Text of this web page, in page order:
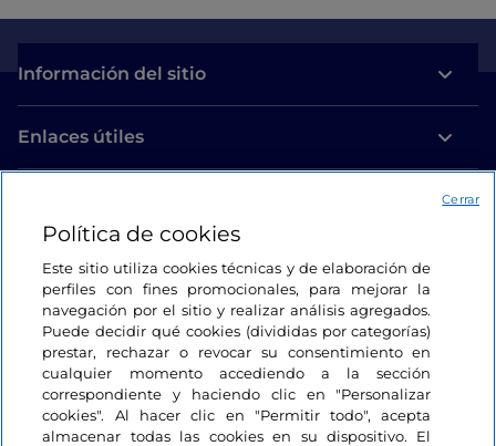
Información del sitio
Enlaces útiles
Estamos en contacto
Política de cookies
Este sitio utiliza cookies técnicas y de elaboración de
perfiles con fines promocionales, para mejorar la
navegación por el sitio y realizar análisis agregados.
Puede decidir qué cookies (divididas por categorías)
prestar, rechazar o revocar su consentimiento en
cualquier momento accediendo a la sección
correspondiente y haciendo clic en "Personalizar
cookies". Al hacer clic en "Permitir todo", acepta
almacenar todas las cookies en su dispositivo. El
Cerrar